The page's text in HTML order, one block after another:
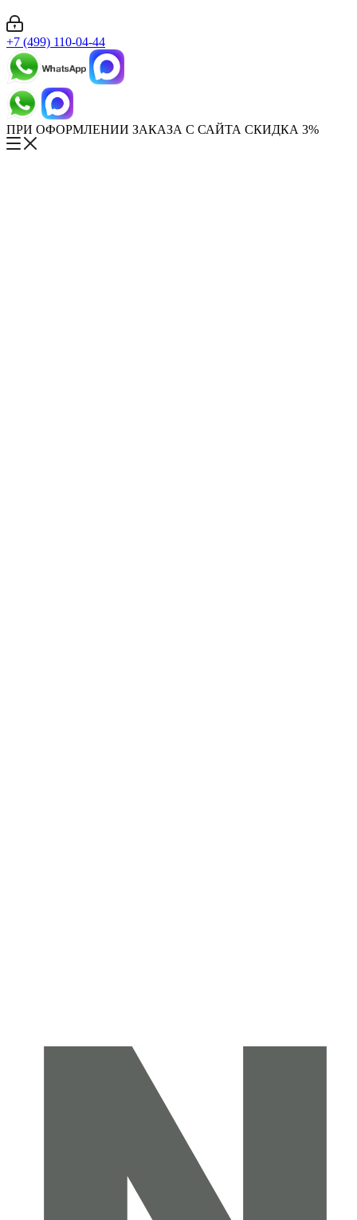
+7 (499) 110-04-44
ПРИ ОФОРМЛЕНИИ ЗАКАЗА С САЙТА СКИДКА 3%